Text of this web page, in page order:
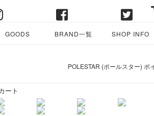
GOODS BRAND一覧 SHOP INFO
POLESTAR (ポールスター) ボ